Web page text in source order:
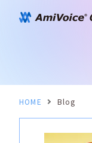
HOME Blog